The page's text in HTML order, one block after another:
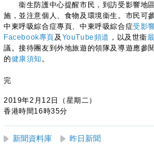
衞生防護中心提醒市民，到訪受影響地
施，並注意個人、食物及環境衞生。市民可
中東呼吸綜合症專頁、中東呼吸綜合症受影
Facebook專頁及 YouTube頻道 ，以及世衞
議。接待團友到外地旅遊的領隊及導遊應參
的健康須知 。
完
2019年2月12日（星期二）
香港時間16時35分
新聞資料庫 昨日新聞